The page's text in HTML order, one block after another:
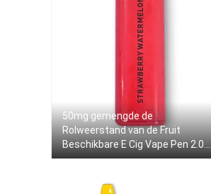
50mg gemengde de
Rolweerstand van de Fruit
Beschikbare E Cig Vape Pen 2.0ml
1.6Ω